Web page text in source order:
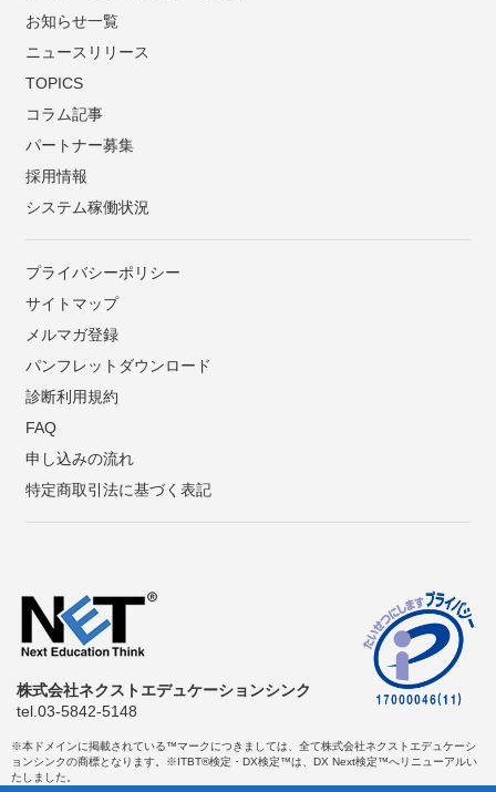
お知らせ一覧
ニュースリリース
TOPICS
コラム記事
パートナー募集
採用情報
システム稼働状況
プライバシーポリシー
サイトマップ
メルマガ登録
パンフレットダウンロード
診断利用規約
FAQ
申し込みの流れ
特定商取引法に基づく表記
株式会社ネクストエデュケーションシンク
tel.03-5842-5148
※本ドメインに掲載されている™マークにつきましては、全て株式会社ネクストエデュケーシ
ョンシンクの商標となります。※ITBT®検定・DX検定™は、DX Next検定™へリニューアルい
たしました。